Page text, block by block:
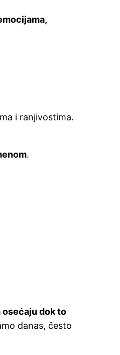
i ranjivostima.
.
osećaju dok to
danas, često